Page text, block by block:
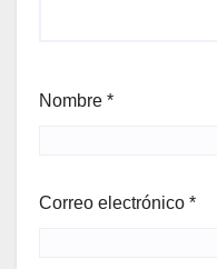
Nombre *
Correo electrónico *